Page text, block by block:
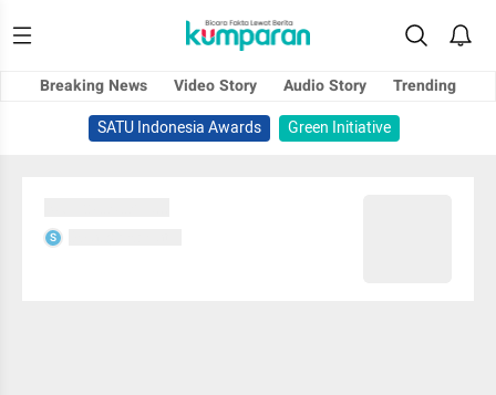
Breaking News Video Story Audio Story
Trending
SATU Indonesia Awards
Green Initiative
S